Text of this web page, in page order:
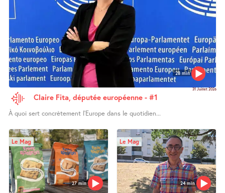
28 min
31 Juillet 2026
Claire Fita, députée européenne - #1
À quoi sert concrètement l’Europe dans le quotidien...
27 min
Le Mag
24 min
Le Mag